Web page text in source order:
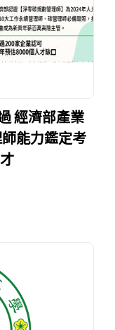
經濟部產業
能力鑑定考